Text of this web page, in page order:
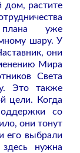
дом, растите
плана уже
шару. У
они
Мира
Света
Это также
цели. Когда
со
они тонут
его выбрали
нужна